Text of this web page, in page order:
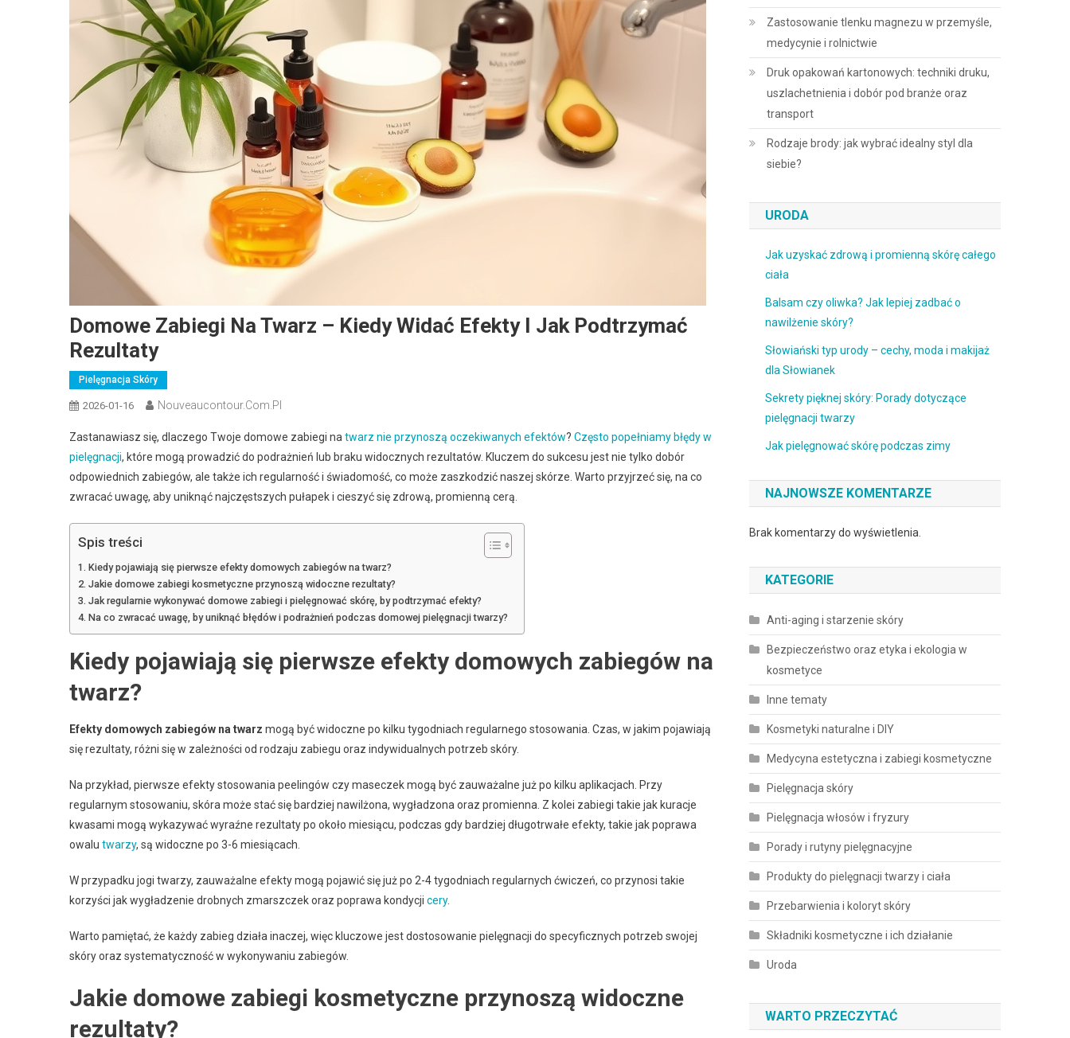
Domowe Zabiegi Na Twarz – Kiedy Widać Efekty I Jak Podtrzymać
Rezultaty
Pielęgnacja Skóry
2026-01-16 Nouveaucontour.com.pl
Zastanawiasz się, dlaczego Twoje domowe zabiegi na twarz nie przynoszą oczekiwanych efektów? Często popełniamy błędy w
pielęgnacji, które mogą prowadzić do podrażnień lub braku widocznych rezultatów. Kluczem do sukcesu jest nie tylko dobór
odpowiednich zabiegów, ale także ich regularność i świadomość, co może zaszkodzić naszej skórze. Warto przyjrzeć się, na co
zwracać uwagę, aby uniknąć najczęstszych pułapek i cieszyć się zdrową, promienną cerą.
Spis treści
Kiedy pojawiają się pierwsze efekty domowych zabiegów na twarz?
Jakie domowe zabiegi kosmetyczne przynoszą widoczne rezultaty?
Jak regularnie wykonywać domowe zabiegi i pielęgnować skórę, by podtrzymać efekty?
Na co zwracać uwagę, by uniknąć błędów i podrażnień podczas domowej pielęgnacji twarzy?
Kiedy pojawiają się pierwsze efekty domowych zabiegów na
twarz?
Efekty domowych zabiegów na twarz mogą być widoczne po kilku tygodniach regularnego stosowania. Czas, w jakim pojawiają
się rezultaty, różni się w zależności od rodzaju zabiegu oraz indywidualnych potrzeb skóry.
Na przykład, pierwsze efekty stosowania peelingów czy maseczek mogą być zauważalne już po kilku aplikacjach. Przy
regularnym stosowaniu, skóra może stać się bardziej nawilżona, wygładzona oraz promienna. Z kolei zabiegi takie jak kuracje
kwasami mogą wykazywać wyraźne rezultaty po około miesiącu, podczas gdy bardziej długotrwałe efekty, takie jak poprawa
owalu twarzy, są widoczne po 3-6 miesiącach.
W przypadku jogi twarzy, zauważalne efekty mogą pojawić się już po 2-4 tygodniach regularnych ćwiczeń, co przynosi takie
korzyści jak wygładzenie drobnych zmarszczek oraz poprawa kondycji cery.
Warto pamiętać, że każdy zabieg działa inaczej, więc kluczowe jest dostosowanie pielęgnacji do specyficznych potrzeb swojej
skóry oraz systematyczność w wykonywaniu zabiegów.
Jakie domowe zabiegi kosmetyczne przynoszą widoczne
rezultaty?
Zastosowanie tlenku magnezu w przemyśle,
medycynie i rolnictwie
Druk opakowań kartonowych: techniki druku,
uszlachetnienia i dobór pod branże oraz
transport
Rodzaje brody: jak wybrać idealny styl dla
siebie?
URODA
Jak uzyskać zdrową i promienną skórę całego
ciała
Balsam czy oliwka? Jak lepiej zadbać o
nawilżenie skóry?
Słowiański typ urody – cechy, moda i makijaż
dla Słowianek
Sekrety pięknej skóry: Porady dotyczące
pielęgnacji twarzy
Jak pielęgnować skórę podczas zimy
NAJNOWSZE KOMENTARZE
Brak komentarzy do wyświetlenia.
KATEGORIE
Anti-aging i starzenie skóry
Bezpieczeństwo oraz etyka i ekologia w
kosmetyce
Inne tematy
Kosmetyki naturalne i DIY
Medycyna estetyczna i zabiegi kosmetyczne
Pielęgnacja skóry
Pielęgnacja włosów i fryzury
Porady i rutyny pielęgnacyjne
Produkty do pielęgnacji twarzy i ciała
Przebarwienia i koloryt skóry
Składniki kosmetyczne i ich działanie
Uroda
WARTO PRZECZYTAĆ